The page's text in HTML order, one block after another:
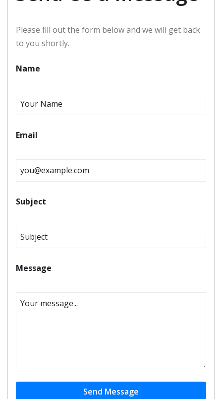
Please fill out the form below and we will get back
to you shortly.
Name
Email
Subject
Message
Send Message